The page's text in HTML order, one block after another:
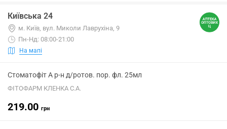
Київська 24
м. Київ, вул. Миколи Лаврухіна, 9
Пн-Нд: 08:00-21:00
На мапі
Стоматофіт А р-н д/ротов. пор. фл. 25мл
ФІТОФАРМ КЛЕНКА С.А.
219.00 грн